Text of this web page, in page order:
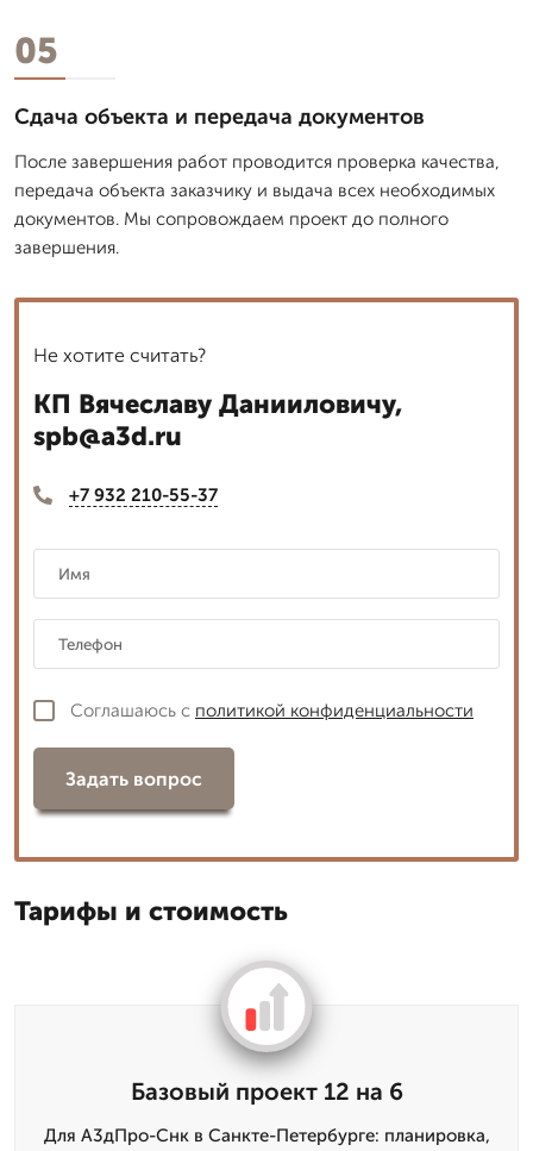
05
Сдача объекта и передача документов
После завершения работ проводится проверка качества,
передача объекта заказчику и выдача всех необходимых
документов. Мы сопровождаем проект до полного
завершения.
Не хотите считать?
КП Вячеславу Данииловичу,
spb@a3d.ru
+7 932 210-55-37
Соглашаюсь с политикой конфиденциальности
Задать вопрос
Тарифы и стоимость
Базовый проект 12 на 6
Для А3дПро-Снк в Санкте-Петербурге: планировка,